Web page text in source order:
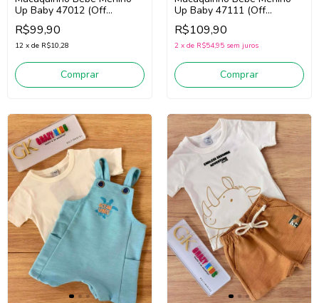
Up Baby 47012 (Off
White/Verde)
R$99,90
12 x de R$10,28
Comprar
Up Baby 47111 (Off
White/Verde)
R$109,90
2 x de R$54,95 sem juros
Comprar